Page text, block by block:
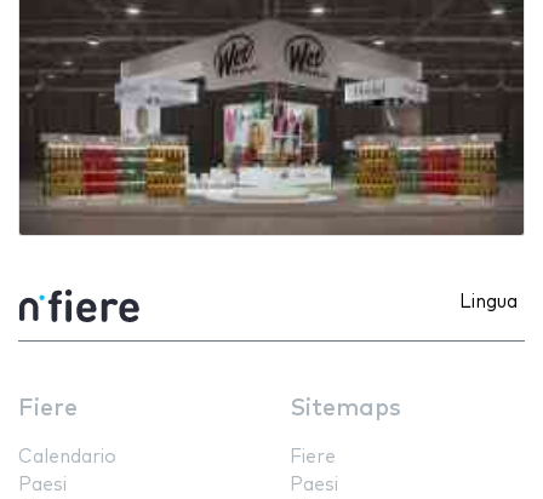
Lingua
Fiere
Calendario
Paesi
Sitemaps
Fiere
Paesi